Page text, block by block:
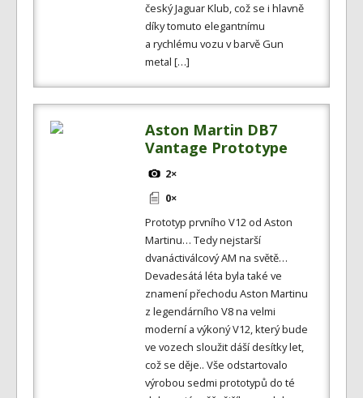
český Jaguar Klub, což se i hlavně
díky tomuto elegantnímu
a rychlému vozu v barvě Gun
metal […]
Aston Martin DB7
Vantage Prototype
2×
0×
Prototyp prvního V12 od Aston
Martinu… Tedy nejstarší
dvanáctiválcový AM na světě…
Devadesátá léta byla také ve
znamení přechodu Aston Martinu
z legendárního V8 na velmi
moderní a výkoný V12, který bude
ve vozech sloužit dáší desítky let,
což se děje.. Vše odstartovalo
výrobou sedmi prototypů do té